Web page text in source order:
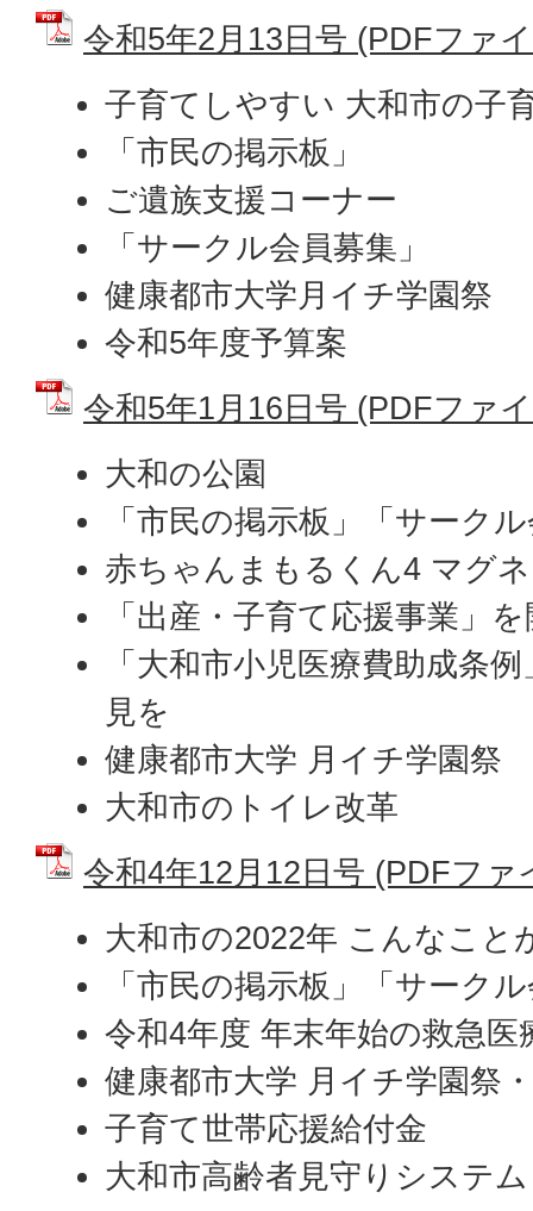
令和5年2月13日号 (PDFファ
子育てしやすい 大和市の子
「市民の掲示板」
ご遺族支援コーナー
「サークル会員募集」
健康都市大学月イチ学園祭
令和5年度予算案
令和5年1月16日号 (PDFファ
大和の公園
「市民の掲示板」「サーク
赤ちゃんまもるくん4 マグ
「出産・子育て応援事業」
「大和市小児医療費助成条
見を
健康都市大学 月イチ学園祭
大和市のトイレ改革
令和4年12月12日号 (PDFファ
大和市の2022年 こんなこと
「市民の掲示板」「サーク
令和4年度 年末年始の救急医
健康都市大学 月イチ学園祭
子育て世帯応援給付金
大和市高齢者見守りシステム